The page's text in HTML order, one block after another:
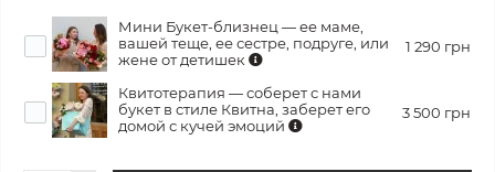
Мини Букет-близнец — ее маме,
вашей теще, ее сестре, подруге, или
жене от детишек
1 290 грн
Квитотерапия — соберет с нами
букет в стиле Квитна, заберет его
домой с кучей эмоций
3 500 грн